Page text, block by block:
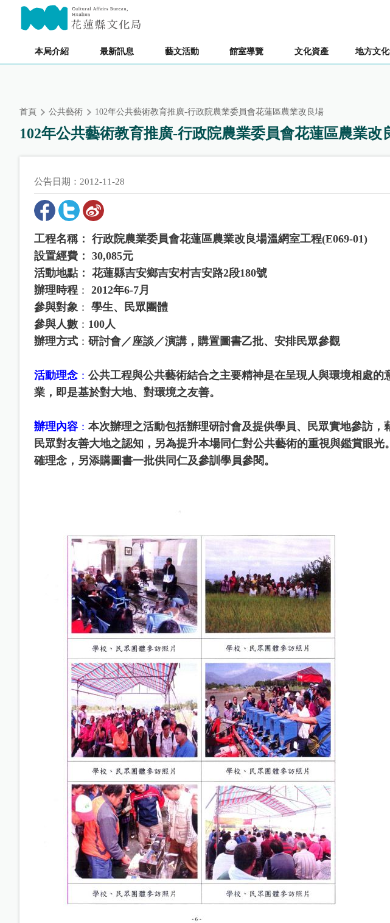
內
本局介紹 最新訊息 藝文活動 館室導覽 文化資產 地方文
主要內容區塊
首頁 公共藝術 102年公共藝術教育推廣-行政院農業委員會花蓮區農業改良場
102年公共藝術教育推廣-行政院農業委員會花蓮區農業改
公告日期：2012-11-28
工程名稱： 行政院農業委員會花蓮區農業改良場溫網室工程(E069-01)
設置經費： 30,085元
活動地點： 花蓮縣吉安鄉吉安村吉安路2段180號
辦理時程 ：
2012年6-7月
參與對象 ：
學生、民眾團體
參與人數 ： 100人
辦理方式 ： 研討會／座談／演講，購置圖書乙批、安排民眾參觀
活動理念： 公共工程與公共藝術結合之主要精神是在呈現人與環境相處的
業，即是基於對大地、對環境之友善。
辦理內容 ： 本次辦理之活動包括辦理研討會及提供學員、民眾實地參訪，
民眾對友善大地之認知，另為提升本場同仁對公共藝術的重視與鑑賞眼
確理念，另添購圖書一批供同仁及參訓學員參閱。